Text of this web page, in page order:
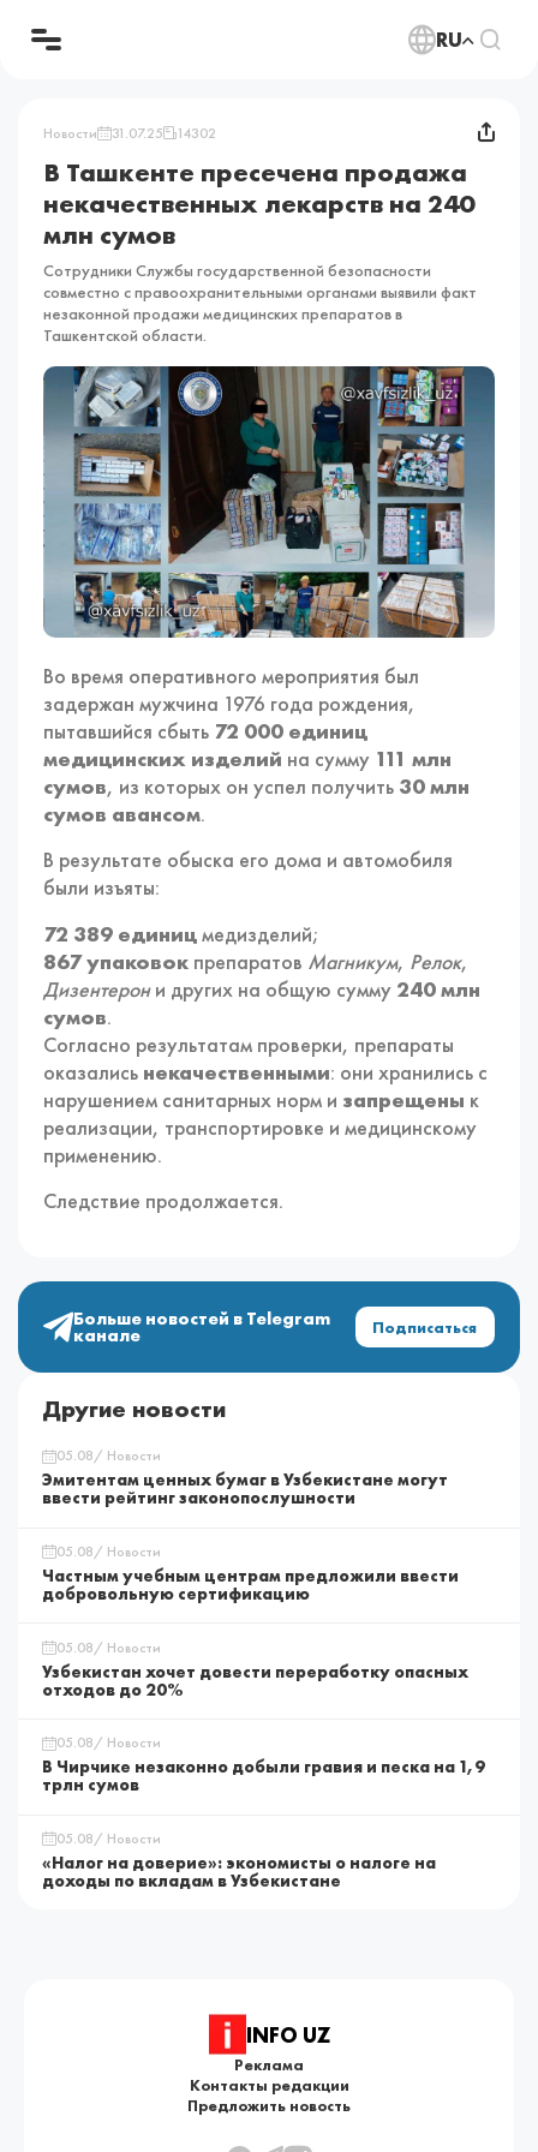
RU
Другие новости
05.08/ Новости
Эмитентам ценных бумаг в Узбекистане могут
ввести рейтинг законопослушности
05.08/ Новости
Частным учебным центрам предложили ввести
добровольную сертификацию
05.08/ Новости
Узбекистан хочет довести переработку опасных
отходов до 20%
05.08/ Новости
В Чирчике незаконно добыли гравия и песка на 1,9
трлн сумов
05.08/ Новости
«Налог на доверие»: экономисты о налоге на
доходы по вкладам в Узбекистане
Новости 31.07.25 14302
В Ташкенте пресечена продажа
некачественных лекарств на 240
млн сумов
Сотрудники Службы государственной безопасности
совместно с правоохранительными органами выявили факт
незаконной продажи медицинских препаратов в
Ташкентской области.
Во время оперативного мероприятия был
задержан мужчина 1976 года рождения,
пытавшийся сбыть 72 000 единиц
медицинских изделий на сумму 111 млн
сумов, из которых он успел получить 30 млн
сумов авансом.
В результате обыска его дома и автомобиля
были изъяты:
72 389 единицмедизделий;
867 упаковок препаратов Магникум, Релок,
Дизентерони других на общую сумму 240 млн
сумов.
Согласно результатам проверки, препараты
оказались некачественными: они хранились с
нарушением санитарных норм и запрещены к
реализации, транспортировке и медицинскому
применению.
Следствие продолжается.
Больше новостей в Telegram
канале Подписаться
INFO UZ
Реклама
Контакты редакции
Предложить новость